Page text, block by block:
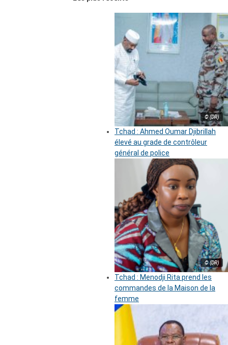
© (DR)
Tchad : Ahmed Oumar Djibrillah
élevé au grade de contrôleur
général de police
© (DR)
Tchad : Menodji Rita prend les
commandes de la Maison de la
femme